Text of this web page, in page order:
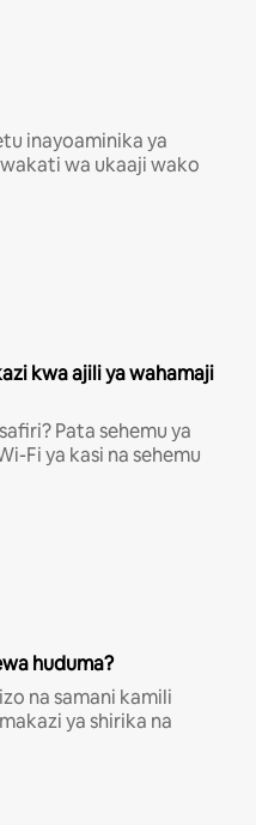
inayoaminika ya
wa ukaaji wako
kwa ajili ya wahamaji
Pata sehemu ya
Fi ya kasi na sehemu
huduma?
na samani kamili
ya shirika na